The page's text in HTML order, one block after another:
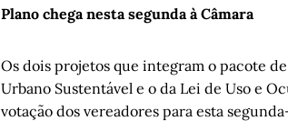
Plano chega nesta segunda à Câmara
Os dois projetos que integram o pacote
Urbano Sustentável e o da Lei de Uso e
votação dos vereadores para esta